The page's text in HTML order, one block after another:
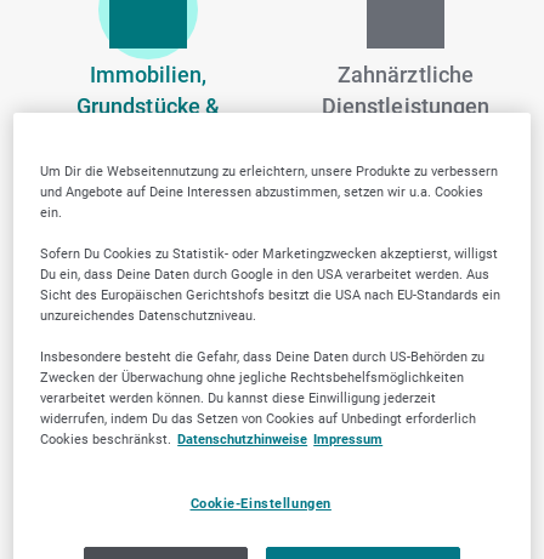
Immobilien,
Grundstücke &
Zahnärztliche
Dienstleistungen
Um Dir die Webseitennutzung zu erleichtern, unsere Produkte zu verbessern
und Angebote auf Deine Interessen abzustimmen, setzen wir u.a. Cookies
ein.
Sofern Du Cookies zu Statistik- oder Marketingzwecken akzeptierst, willigst
Du ein, dass Deine Daten durch Google in den USA verarbeitet werden. Aus
Sicht des Europäischen Gerichtshofs besitzt die USA nach EU-Standards ein
unzureichendes Datenschutzniveau.
Insbesondere besteht die Gefahr, dass Deine Daten durch US-Behörden zu
Zwecken der Überwachung ohne jegliche Rechtsbehelfsmöglichkeiten
verarbeitet werden können. Du kannst diese Einwilligung jederzeit
widerrufen, indem Du das Setzen von Cookies auf Unbedingt erforderlich
Cookies beschränkst. Datenschutzhinweise Impressum
Cookie-Einstellungen